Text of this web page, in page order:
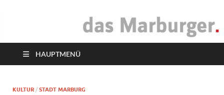
das Marburger.
HAUPTMENÜ
KULTUR / STADT MARBURG